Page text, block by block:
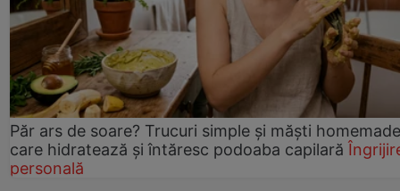
Păr ars de soare? Trucuri simple și măști homemade
care hidratează și întăresc podoaba capilară
personală